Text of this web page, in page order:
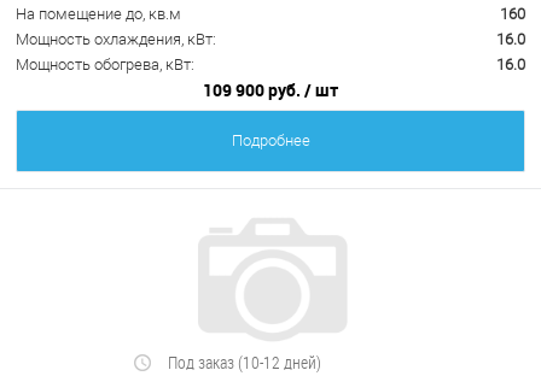
На помещение до, кв.м
160
Мощность охлаждения, кВт:
16.0
Мощность обогрева, кВт:
16.0
109 900 руб. / шт
Подробнее
Под заказ (10-12 дней)